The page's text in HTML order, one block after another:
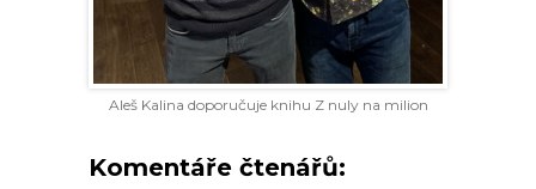
Aleš Kalina doporučuje knihu Z nuly na milion
Komentáře čtenářů: